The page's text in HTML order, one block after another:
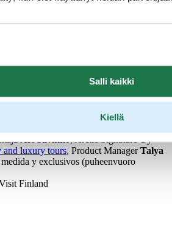
Salli kaikki
Kiellä
Business Finlandiin
verkkosivujemme
osana pohjoismaista luksusta. Case
toimitusjohtajaHanna Kallioniemi,
Ari Siivikko, Arctic Signature Oy
and luxury tours, Product ManagerTalya
y exclusivos (puheenvuoro
Finland